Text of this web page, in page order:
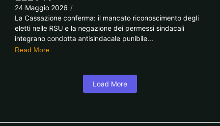
24 Maggio 2026 /
La Cassazione conferma: il mancato riconoscimento degli
eletti nelle RSU e la negazione dei permessi sindacali
integrano condotta antisindacale punibile...
Read More
Load More